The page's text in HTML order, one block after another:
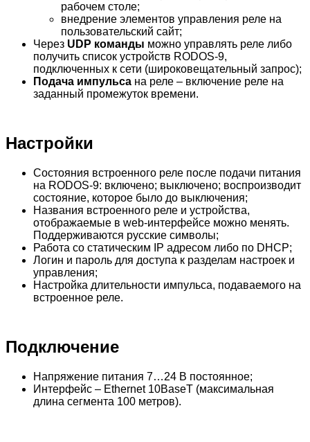
рабочем столе;
внедрение элементов управления реле на
пользовательский сайт;
Через UDP команды можно управлять реле либо
получить список устройств RODOS-9,
подключенных к сети (широковещательный запрос);
Подача импульса на реле – включение реле на
заданный промежуток времени.
Настройки
Состояния встроенного реле после подачи питания
на RODOS-9: включено; выключено; воспроизводит
состояние, которое было до выключения;
Названия встроенного реле и устройства,
отображаемые в web-интерфейсе можно менять.
Поддерживаются русские символы;
Работа со статическим IP адресом либо по DHCP;
Логин и пароль для доступа к разделам настроек и
управления;
Настройка длительности импульса, подаваемого на
встроенное реле.
Подключение
Напряжение питания 7…24 В постоянное;
Интерфейс – Ethernet 10BaseT (максимальная
длина сегмента 100 метров).